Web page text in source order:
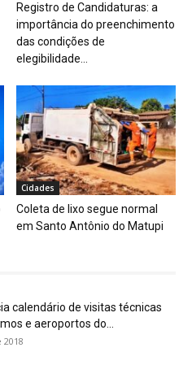
Registro de Candidaturas: a
importância do preenchimento
das condições de
elegibilidade...
Cidades
Coleta de lixo segue normal
em Santo Antônio do Matupi
calendário de visitas técnicas
e aeroportos do...